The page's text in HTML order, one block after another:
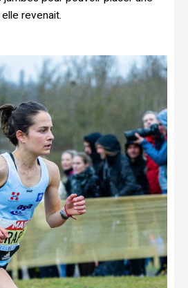
revenait.